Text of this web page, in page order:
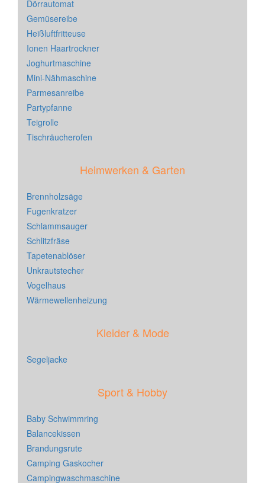
Dörrautomat
Gemüsereibe
Heißluftfritteuse
Ionen Haartrockner
Joghurtmaschine
Mini-Nähmaschine
Parmesanreibe
Partypfanne
Teigrolle
Tischräucherofen
Heimwerken & Garten
Brennholzsäge
Fugenkratzer
Schlammsauger
Schlitzfräse
Tapetenablöser
Unkrautstecher
Vogelhaus
Wärmewellenheizung
Kleider & Mode
Segeljacke
Sport & Hobby
Baby Schwimmring
Balancekissen
Brandungsrute
Camping Gaskocher
Campingwaschmaschine